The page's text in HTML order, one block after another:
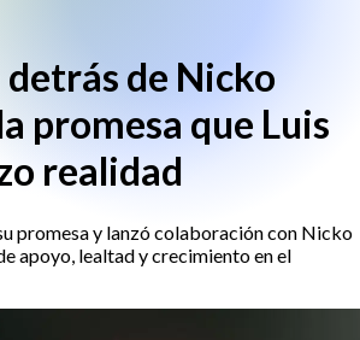
de Nicko
promesa que Luis
realidad
promesa y lanzó colaboración con Nicko
apoyo, lealtad y crecimiento en el